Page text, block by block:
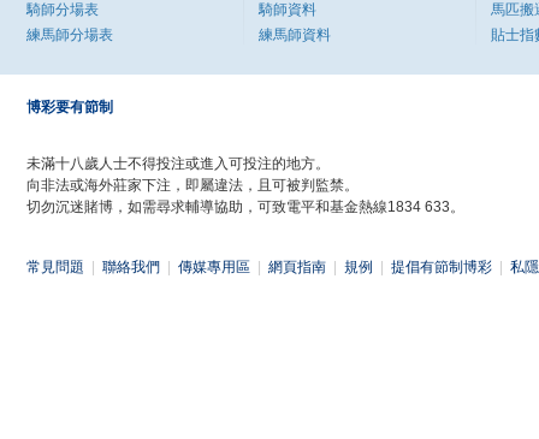
騎師分場表
練馬師分場表
騎師資料
練馬師資料
馬匹搬
貼士指
博彩要有節制
未滿十八歲人士不得投注或進入可投注的地方。
向非法或海外莊家下注，即屬違法，且可被判監禁。
切勿沉迷賭博，如需尋求輔導協助，可致電平和基金熱線1834 633。
常見問題 聯絡我們 傳媒專用區 網頁指南 規例 提倡有節制博彩 私